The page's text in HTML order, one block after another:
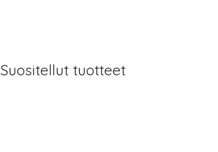
Suositellut tuotteet